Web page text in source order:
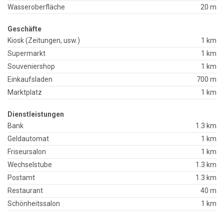
Wasseroberfläche 20 m
Geschäfte
Kiosk (Zeitungen, usw.)
1 km
Supermarkt
1 km
Souveniershop
1 km
Einkaufsladen
700 m
Marktplatz
1 km
Dienstleistungen
Bank
1.3 km
Geldautomat
1 km
Friseursalon
1 km
Wechselstube
1.3 km
Postamt
1.3 km
Restaurant
40 m
Schönheitssalon
1 km